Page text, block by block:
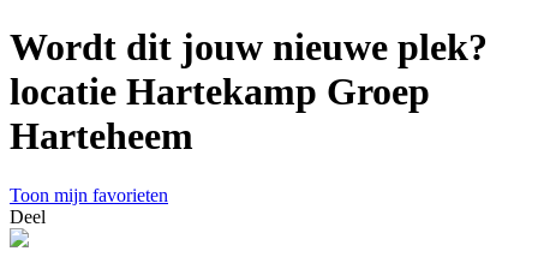
Wordt dit jouw nieuwe plek?
locatie Hartekamp Groep
Harteheem
Toon mijn favorieten
Deel